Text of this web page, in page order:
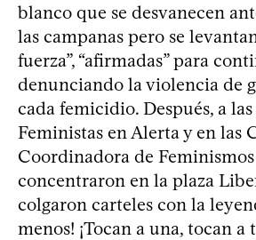
blanco que se desvanecen
las campanas pero se
fuerza”, “afirmadas” para
denunciando la violencia de
cada femicidio. Después, a las
Feministas en Alerta y en las
Coordinadora de Feminismos
concentraron en la plaza
colgaron carteles con la
menos! ¡Tocan a una, tocan a